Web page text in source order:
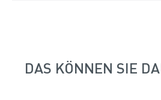
DAS KÖNNEN SIE